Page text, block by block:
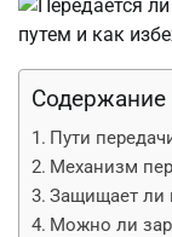
Содержание
Пути
Механизм
Защищает ли
Можно ли